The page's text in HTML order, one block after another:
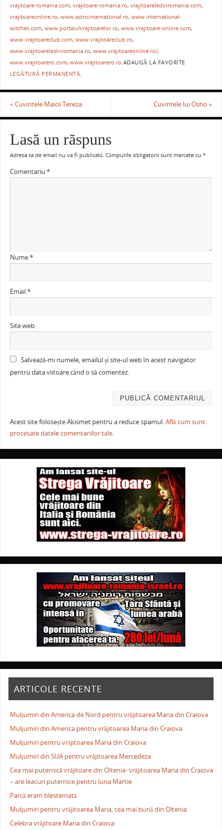
e
b
o
o
k
er l e
st
s
A
p
p
je
a
vrajitoare-romania.com, vrajitoare-romania.ro, vrajitoareledinromania.com,
vrajitoareonline.ro, www.astrointernational.ro, www.international-
witches.com, www.portalulvrajitoarelor.ro, www.vrajitoare-online.com,
www.vrajitoareclub.com, www.vrajitoareclub.ro,
www.vrajitoareledinromania.ro, www.vrajitoareonline.ro/,
www.vrajitoarero.com, www.vrajitoarero.ro.ADAUGĂ LA FAVORITE
LEGĂTURĂ PERMANENTĂ.
« Cuvintele Maicii Tereza Cuvintele lui Osho»
Lasă un răspuns
Adresa ta de email nu va fi publicată. Câmpurile obligatorii sunt marcate cu *
Comentariu *
Nume*
Email*
Site web
Salvează-mi numele, emailul și site-ul web în acest navigator
pentru data viitoare când o să comentez.
Acest site folosește Akismet pentru a reduce spamul.Află cum sunt
procesate datele comentariilor tale.
ARTICOLE RECENTE
Mulţumiri din America de Nord pentru vrăjitoarea Maria din Craiova
Mulţumiri din America pentru vrăjitoarea Maria din Craiova
Mulţumiri pentru vrăjitoarea Maria din Craiova
Mulţumiri din SUA pentru vrăjitoarea Mercedeza
Cea mai puternică vrăjitoare din Oltenia- vrăjitoarea Maria din Craiova
– are leacuri puternice pentru luna Martie
Parcă eram blestemată
Mulţumiri pentru vrăjitoarea Maria, cea mai bună din Oltenia
Celebra vrăjitoare Maria din Craiova